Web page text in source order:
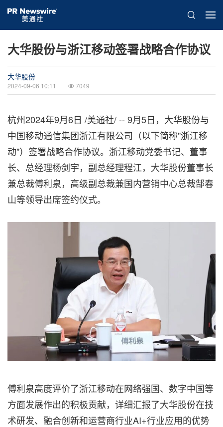
大华股份与浙江移动签署战略合作协议
大华股份
2024-09-06 10:11 7049
杭州2024年9月6日 /美通社/ -- 9月5日，大华股份与
中国移动通信集团浙江有限公司（以下简称"浙江移
动"）签署战略合作协议。浙江移动党委书记、董事
长、总经理杨剑宇，副总经理程江，大华股份董事长
兼总裁傅利泉，高级副总裁兼国内营销中心总裁郜春
山等领导出席签约仪式。
傅利泉高度评价了浙江移动在网络强国、数字中国等
方面发展作出的积极贡献，详细汇报了大华股份在技
术研发、融合创新和运营商行业AI+行业应用的优势